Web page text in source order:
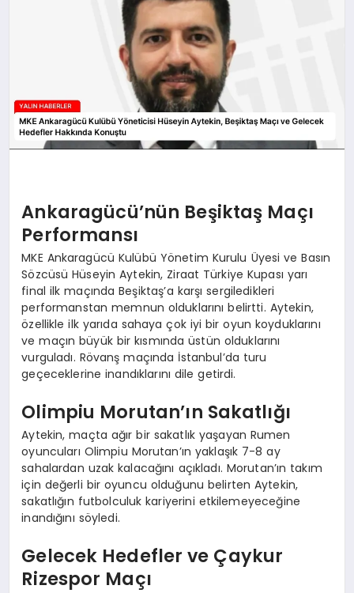
Ankaragücü’nün Beşiktaş Maçı
Performansı
MKE Ankaragücü Kulübü Yönetim Kurulu Üyesi ve Basın
Sözcüsü Hüseyin Aytekin, Ziraat Türkiye Kupası yarı
final ilk maçında Beşiktaş’a karşı sergiledikleri
performanstan memnun olduklarını belirtti. Aytekin,
özellikle ilk yarıda sahaya çok iyi bir oyun koyduklarını
ve maçın büyük bir kısmında üstün olduklarını
vurguladı. Rövanş maçında İstanbul’da turu
geçeceklerine inandıklarını dile getirdi.
Olimpiu Morutan’ın Sakatlığı
Aytekin, maçta ağır bir sakatlık yaşayan Rumen
oyuncuları Olimpiu Morutan’ın yaklaşık 7-8 ay
sahalardan uzak kalacağını açıkladı. Morutan’ın takım
için değerli bir oyuncu olduğunu belirten Aytekin,
sakatlığın futbolculuk kariyerini etkilemeyeceğine
inandığını söyledi.
Gelecek Hedefler ve Çaykur
Rizespor Maçı